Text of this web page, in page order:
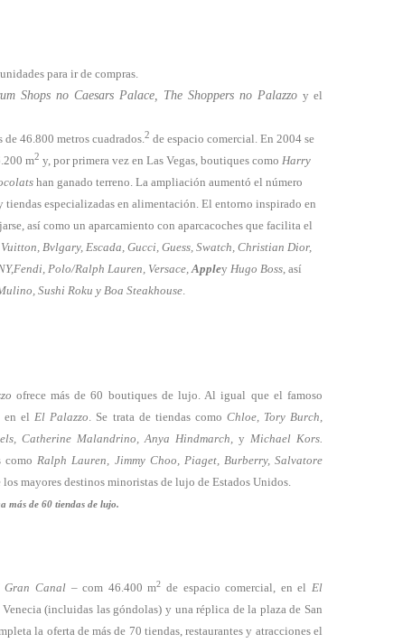
para ir de compras.
Shops no Caesars Palace, The Shoppers no Palazzo y el
46.800 metros cuadrados.2 de espacio comercial. En 2004 se
m2 y, por primera vez en Las Vegas, boutiques como Harry
han ganado terreno. La ampliación aumentó el número
tiendas especializadas en alimentación. El entorno inspirado en
así como un aparcamiento con aparcacoches que facilita el
Bvlgary, Escada, Gucci, Guess, Swatch, Christian Dior,
Polo/Ralph Lauren, Versace,Appley Hugo Boss, así
Sushi Roku y Boa Steakhouse.
ofrece más de 60 boutiques de lujo. Al igual que el famoso
en elEl Palazzo. Se trata de tiendas como Chloe, Tory Burch,
Catherine Malandrino, Anya Hindmarch, y Michael Kors.
comoRalph Lauren, Jimmy Choo, Piaget, Burberry, Salvatore
los mayores destinos minoristas de lujo de Estados Unidos.
más de 60 tiendas de lujo.
Gran Canal – com 46.400 m2 de espacio comercial, en elEl
(incluidas las góndolas) y una réplica de la plaza de San
la oferta de más de 70 tiendas, restaurantes y atracciones el